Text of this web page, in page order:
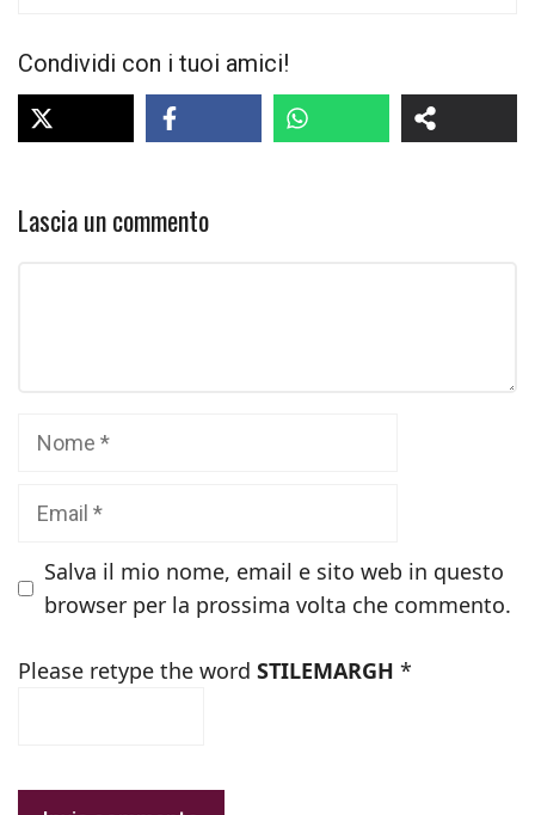
Condividi con i tuoi amici!
Lascia un commento
Salva il mio nome, email e sito web in questo
browser per la prossima volta che commento.
Please retype the word STILEMARGH *